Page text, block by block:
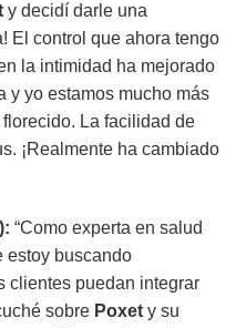
y decidí darle una
El control que ahora tengo
la intimidad ha mejorado
y yo estamos mucho más
La facilidad de
¡Realmente ha cambiado
“Como experta en salud
estoy buscando
clientes puedan integrar
sobre Poxety su